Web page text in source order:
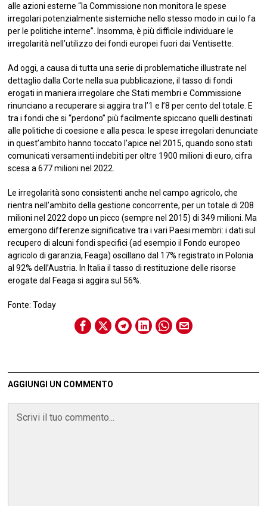
alle azioni esterne “la Commissione non monitora le spese
irregolari potenzialmente sistemiche nello stesso modo in cui lo fa
per le politiche interne”. Insomma, è più difficile individuare le
irregolarità nell’utilizzo dei fondi europei fuori dai Ventisette.
Ad oggi, a causa di tutta una serie di problematiche illustrate nel
dettaglio dalla Corte nella sua pubblicazione, il tasso di fondi
erogati in maniera irregolare che Stati membri e Commissione
rinunciano a recuperare si aggira tra l’1 e l’8 per cento del totale. E
tra i fondi che si “perdono” più facilmente spiccano quelli destinati
alle politiche di coesione e alla pesca: le spese irregolari denunciate
in quest’ambito hanno toccato l’apice nel 2015, quando sono stati
comunicati versamenti indebiti per oltre 1900 milioni di euro, cifra
scesa a 677 milioni nel 2022.
Le irregolarità sono consistenti anche nel campo agricolo, che
rientra nell’ambito della gestione concorrente, per un totale di 208
milioni nel 2022 dopo un picco (sempre nel 2015) di 349 milioni. Ma
emergono differenze significative tra i vari Paesi membri: i dati sul
recupero di alcuni fondi specifici (ad esempio il Fondo europeo
agricolo di garanzia, Feaga) oscillano dal 17% registrato in Polonia
al 92% dell’Austria. In Italia il tasso di restituzione delle risorse
erogate dal Feaga si aggira sul 56%.
Fonte: Today
AGGIUNGI UN COMMENTO